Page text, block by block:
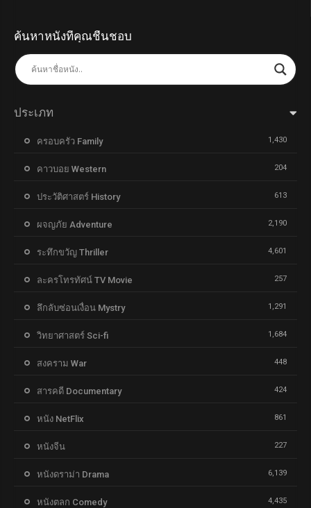
ค้นหาหนังที่คุณชื่นชอบ
ประเภท
ครอบครัว Family 1,430
คาวบอย Western 204
ประวัติศาสตร์ History 613
ผจญภัย Adventure 2,190
ระทึกขวัญ Thriller 4,601
ละครโทรทัศน์ TV Movie 257
ลึกลับซ่อนเงื่อน Mystry 1,291
วิทยาศาสตร์ Sci-fi 1,684
สงคราม War 448
สารคดี Documentary 424
หนัง NetFlix 861
หนังจีน 227
หนังดราม่า Drama 6,139
หนังตลก Comedy 4,435